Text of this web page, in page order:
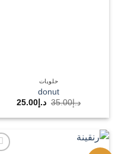
حلويات
donut
د.إ35.00 السعر
الأصلي
هو:
د.إ25.00السعر
هو: